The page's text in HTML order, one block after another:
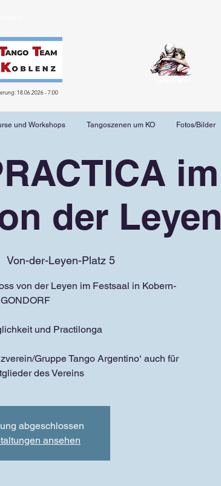
18.06.2026 - 7:00
und Workshops Tangoszenen um KO Fotos/Bilder
im
der Leyen
Von-der-Leyen-Platz 5
von der Leyen im Festsaal in Kobern-
GONDORF
und Practilonga
Gruppe Tango Argentino‘ auch für
des Vereins
abgeschlossen
ansehen